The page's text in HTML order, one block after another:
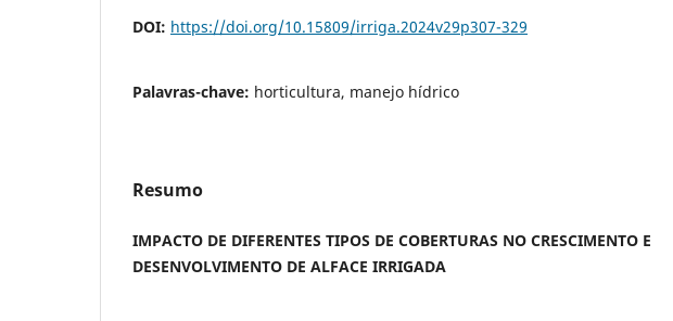
DOI: https://doi.org/10.15809/irriga.2024v29p307-329
Palavras-chave: horticultura, manejo hídrico
Resumo
IMPACTO DE DIFERENTES TIPOS DE COBERTURAS NO CRESCIMENTO E
DESENVOLVIMENTO DE ALFACE IRRIGADA